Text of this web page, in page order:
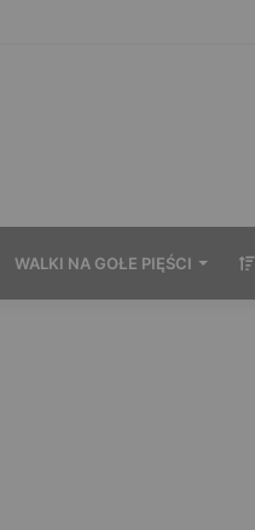
Mocne słowa Żołnierza
WALKI NA GOŁE PIĘŚCI